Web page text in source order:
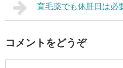
育毛薬でも休肝日は必
コメントをどうぞ